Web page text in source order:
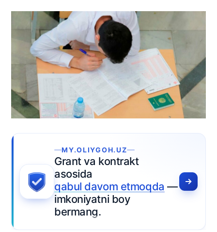
MY.OLIYGOH.UZ
Grant va kontrakt
asosida
qabul davom etmoqda —
imkoniyatni boy
bermang.